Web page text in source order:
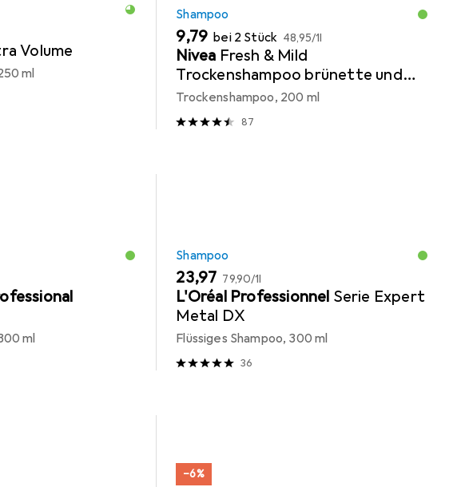
Volume
ml
Shampoo
EUR
9,79 bei 2 Stück EUR
48,95/1l
Nivea Fresh & Mild
Trockenshampoo brünette und
mittlere Haartöne
Trockenshampoo, 200 ml
87
ml
Shampoo
EUR
23,97 EUR
79,90/1l
L'Oréal Professionnel Serie Expert
Metal DX
Flüssiges Shampoo, 300 ml
36
−6%